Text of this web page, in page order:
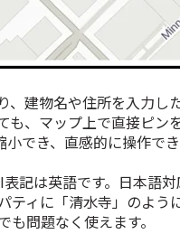
建物名や住所を入力し
、マップ上で直接ピン
でき、直感的に操作でき
記は英語です。日本語
ティに「清水寺」のよう
問題なく使えます。